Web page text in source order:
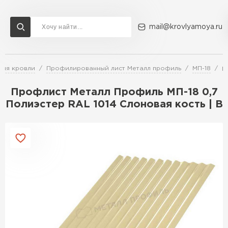
mail@krovlyamoya.ru
кровли Профилированный лист Металл профиль МП-18
Профлист Металл Профиль МП-18 0,7
Полиэстер RAL 1014 Слоновая кость | B
Сервисы расчета
Расчет штакетника для забора
Расчет водостока
Расчет фальцевой кровли
Расчет кровли из металлочерепицы
Доставка Контакты
ПЕРЕЙТИ